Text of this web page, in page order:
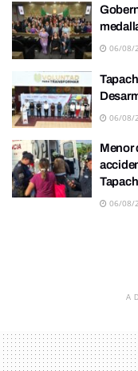
06/08/
06/08/
Menor
06/08/